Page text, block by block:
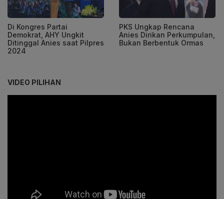
Di Kongres Partai
Demokrat, AHY Ungkit
Ditinggal Anies saat Pilpres
2024
PKS Ungkap Rencana
Anies Dirikan Perkumpulan,
Bukan Berbentuk Ormas
VIDEO PILIHAN